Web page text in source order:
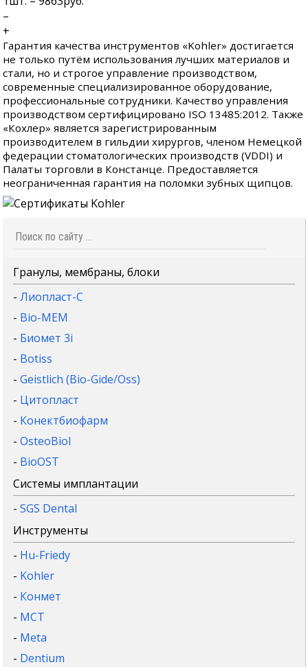
–
+
Гарантия качества инструментов «Kohler» достигается
не только путём использования лучших материалов и
стали, но и строгое управление производством,
современные специализированное оборудование,
профессиональные сотрудники. Качество управления
производством сертифицировано ISO 13485:2012. Также
«Кохлер» является зарегистрированным
производителем в гильдии хирургов, членом Немецкой
федерации стоматологических производств (VDDI) и
Палаты торговли в Констанце. Предоставляется
неограниченная гарантия на поломки зубных щипцов.
Гранулы, мембраны, блоки
-Лиопласт-С
- Bio-MEM
- Биомет 3i
- Botiss
-Geistlich (Bio-Gide/Oss)
- Цитопласт
- Конектбиофарм
-OsteoBiol
- BioOST
Системы имплантации
-SGS Dental
Инструменты
- Hu-Friedy
- Kohler
- Конмет
- MCT
- Meta
- Dentium